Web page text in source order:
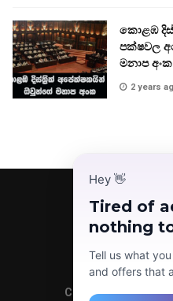
Hey 👋
Tired of
nothing
Tell us what
and offers that
කොළඹ
පක්ෂවල
මනාප අංක
2 years
Copyright © 2022